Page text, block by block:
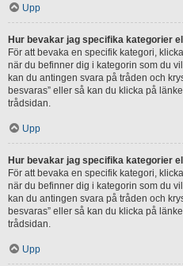
Upp
Hur bevakar jag specifika kategorier
För att bevaka en specifik kategori,
när du befinner dig i kategorin som du
kan du antingen svara på tråden och
besvaras” eller så kan du klicka på
trådsidan.
Upp
Hur bevakar jag specifika kategorier
För att bevaka en specifik kategori,
när du befinner dig i kategorin som du
kan du antingen svara på tråden och
besvaras” eller så kan du klicka på
trådsidan.
Upp